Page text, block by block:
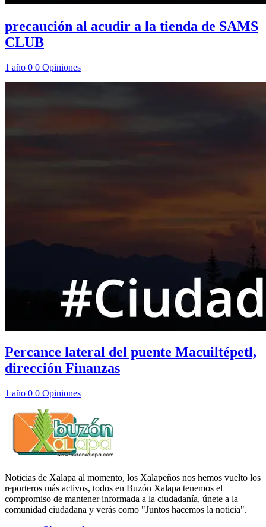
precaución al acudir a la tienda de SAMS
CLUB
1 año 0 0 Opiniones
Percance lateral del puente Macuiltépetl,
dirección Finanzas
1 año 0 0 Opiniones
Noticias de Xalapa al momento, los Xalapeños nos hemos vuelto los
reporteros más activos, todos en Buzón Xalapa tenemos el
compromiso de mantener informada a la ciudadanía, únete a la
comunidad ciudadana y verás como "Juntos hacemos la noticia".